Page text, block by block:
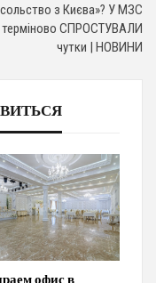
з Києва»? У МЗС
терміново СПРОСТУВАЛИ
чутки | НОВИНИ
офис в